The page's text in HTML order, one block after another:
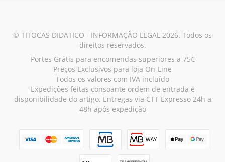
© TITOCAS DIDATICO - INFORMAÇÃO LEGAL 2026. Todos os
direitos reservados.
Portes Grátis para encomendas superiores a 75€
Preços Exclusivos para loja On-Line
Todos os valores com IVA incluído
Expedições feitas consoante ordem de entrada e
disponibilidade do artigo. Entregas via CTT Expresso 24h a
48h após expedição